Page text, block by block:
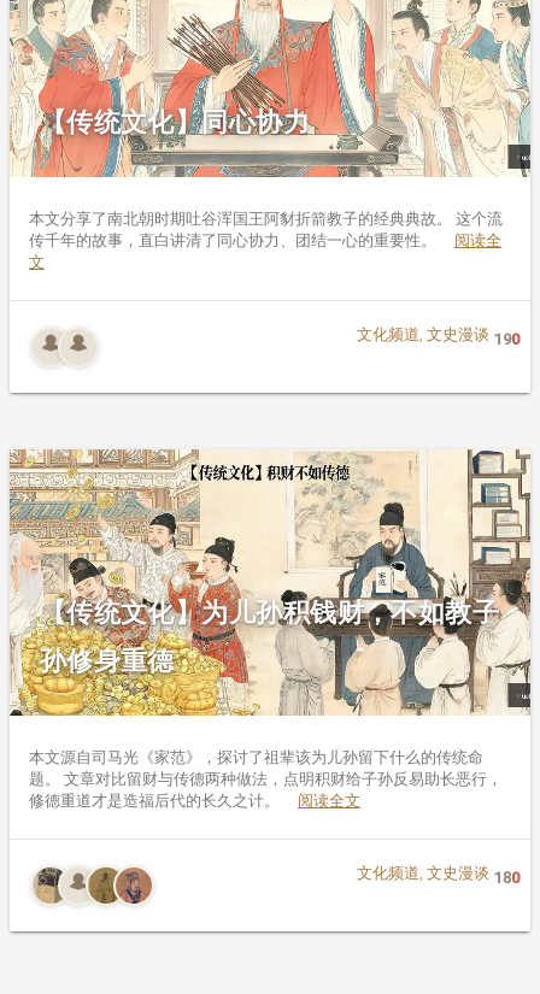
【传统文化】同心协力
本文分享了南北朝时期吐谷浑国王阿豺折箭教子的经典典故。 这个流
传千年的故事，直白讲清了同心协力、团结一心的重要性。 阅读全
文
文化频道 ,文史漫谈 190
【传统文化】为儿孙积钱财，不如教子
孙修身重德
本文源自司马光《家范》，探讨了祖辈该为儿孙留下什么的传统命
题。 文章对比留财与传德两种做法，点明积财给子孙反易助长恶行，
修德重道才是造福后代的长久之计。 阅读全文
文化频道,文史漫谈 180